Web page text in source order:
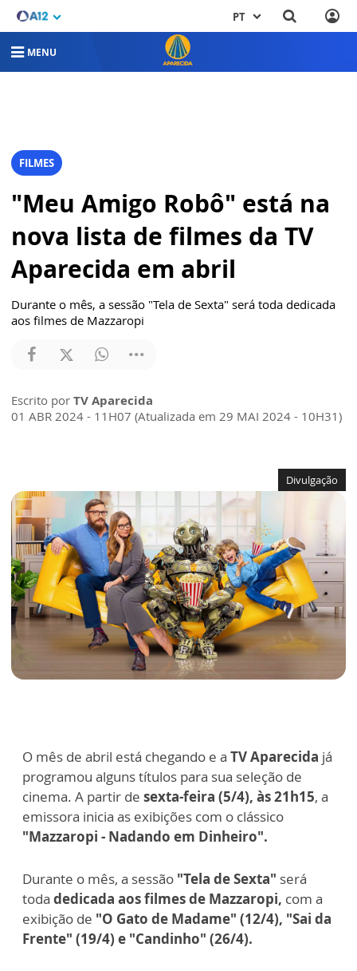
PT
MENU
FILMES
"Meu Amigo Robô" está na
nova lista de filmes da TV
Aparecida em abril
Durante o mês, a sessão "Tela de Sexta" será toda dedicada
aos filmes de Mazzaropi
Escrito por TV Aparecida
01 ABR 2024 - 11H07 (Atualizada em 29 MAI 2024 - 10H31)
Divulgação
O mês de abril está chegando e a TV Aparecida já
programou alguns títulos para sua seleção de
cinema. A partir de sexta-feira (5/4), às 21h15, a
emissora inicia as exibições com o clássico
"Mazzaropi - Nadando em Dinheiro".
Durante o mês, a sessão "Tela de Sexta" será
toda dedicada aos filmes de Mazzaropi, com a
exibição de "O Gato de Madame" (12/4), "Sai da
Frente" (19/4) e "Candinho" (26/4).